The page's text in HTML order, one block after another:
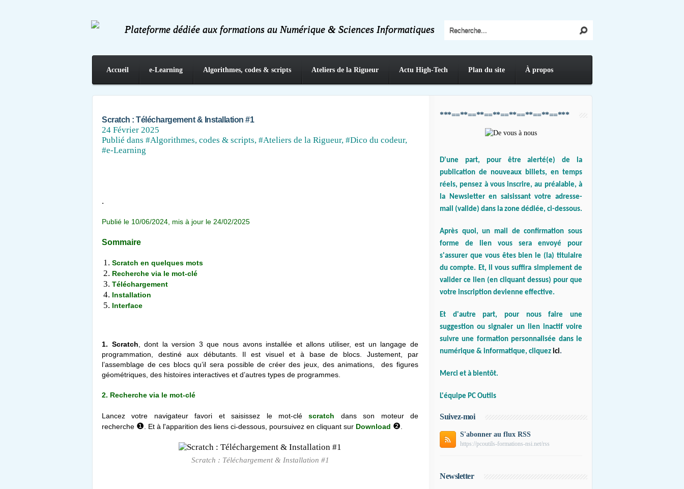
Plateforme dédiée aux formations au Numérique & Sciences Informatiques
Accueil e-Learning Algorithmes, codes & scripts Ateliers de la Rigueur Actu High-Tech Plan du site À propos
Scratch : Téléchargement & Installation #1
24 Février 2025
Publié dans #Algorithmes, codes & scripts, #Ateliers de la Rigueur, #Dico du codeur,
#e-Learning
.
Publié le 10/06/2024, mis à jour le 24/02/2025
Sommaire
Scratch en quelques mots
Recherche via le mot-clé
Téléchargement
Installation
Interface
1. Scratch , dont la version 3 que nous avons installée et allons utiliser, est un langage de
programmation, destiné aux débutants. Il est visuel et à base de blocs. Justement, par
l’assemblage de ces blocs qu’il sera possible de créer des jeux, des animations, des figures
géométriques, des histoires interactives et d’autres types de programmes.
2. Recherche via le mot-clé
Lancez votre navigateur favori et saisissez le mot-cléscratch dans son moteur de
recherche ❶ Et à l'apparition des liens ci-dessous, poursuivez en cliquant sur Download ❷
Scratch : Téléchargement & Installation #1
***==**==**==**==**==**==**==***
D'une part, pour être alerté(e) de la
publication de nouveaux billets, en temps
réels, pensez à vous inscrire, au préalable, à
la Newsletter en saisissant votre adresse-
mail (valide) dans la zone dédiée, ci-dessous.
Après quoi, un mail de confirmation sous
forme de lien vous sera envoyé pour
s'assurer que vous êtes bien le (la) titulaire
du compte. Et, il vous suffira simplement de
valider ce lien (en cliquant dessus) pour que
votre inscription devienne effective.
Et d'autre part, pour nous faire une
suggestion ou signaler un lien inactif voire
suivre une formation personnalisée dans le
numérique & informatique, cliquez ici.
Merci et à bientôt.
L'équipe PC Outils
Suivez-moi
S'abonner au flux RSS
https://pcoutils-formations-nsi.net/rss
Newsletter